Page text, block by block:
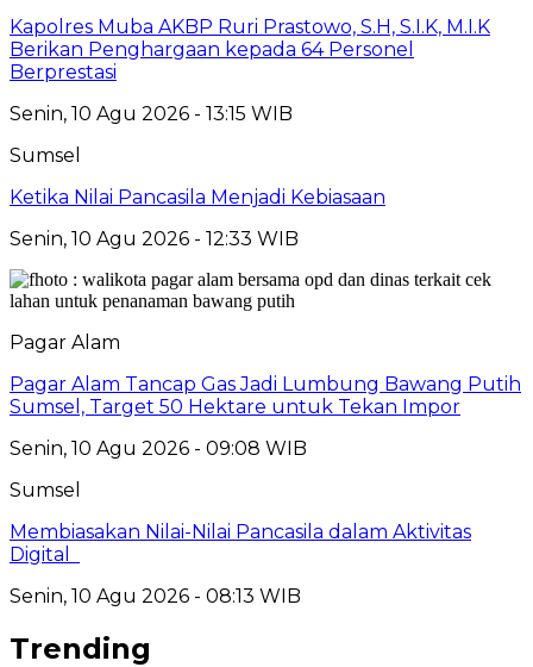
Kapolres Muba AKBP Ruri Prastowo, S.H, S.I.K, M.I.K
Berikan Penghargaan kepada 64 Personel
Berprestasi
Senin, 10 Agu 2026 - 13:15 WIB
Sumsel
Ketika Nilai Pancasila Menjadi Kebiasaan
Senin, 10 Agu 2026 - 12:33 WIB
Pagar Alam
Pagar Alam Tancap Gas Jadi Lumbung Bawang Putih
Sumsel, Target 50 Hektare untuk Tekan Impor
Senin, 10 Agu 2026 - 09:08 WIB
Sumsel
Membiasakan Nilai-Nilai Pancasila dalam Aktivitas
Digital
Senin, 10 Agu 2026 - 08:13 WIB
Trending